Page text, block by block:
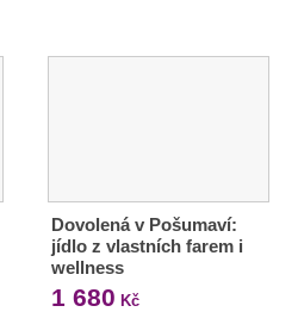
Dovolená v Pošumaví:
jídlo z vlastních farem i
wellness
1 680 Kč